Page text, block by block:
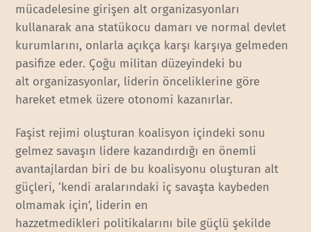
mücadelesine girişen alt organizasyonları
kullanarak ana statükocu damarı ve normal devlet
kurumlarını, onlarla açıkça karşı karşıya gelmeden
pasifize eder. Çoğu militan düzeyindeki bu
alt organizasyonlar, liderin önceliklerine göre
hareket etmek üzere otonomi kazanırlar.
Faşist rejimi oluşturan koalisyon içindeki sonu
gelmez savaşın lidere kazandırdığı en önemli
avantajlardan biri de bu koalisyonu oluşturan alt
güçleri, ‘kendi aralarındaki iç savaşta kaybeden
olmamak için’, liderin en
hazzetmedikleri politikalarını bile güçlü şekilde